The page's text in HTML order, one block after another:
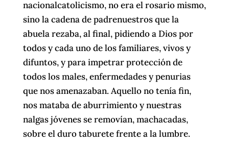
nacionalcatolicismo, no era el rosario mismo,
sino la cadena de padrenuestros que la
abuela rezaba, al final, pidiendo a Dios por
todos y cada uno de los familiares, vivos y
difuntos, y para impetrar protección de
todos los males, enfermedades y penurias
que nos amenazaban. Aquello no tenía fin,
nos mataba de aburrimiento y nuestras
nalgas jóvenes se removían, machacadas,
sobre el duro taburete frente a la lumbre.